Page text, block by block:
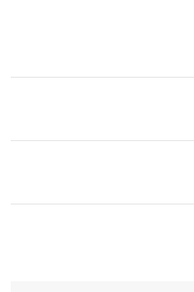
الهندسية التي ارتبطت
ومصر خاصة، حيث يحرص
في الواجهات